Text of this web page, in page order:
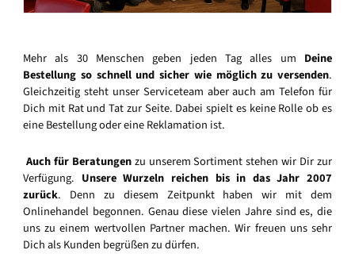
Mehr als 30 Menschen geben jeden Tag alles um Deine
Bestellung so schnell und sicher wie möglich zu versenden.
Gleichzeitig steht unser Serviceteam aber auch am Telefon für
Dich mit Rat und Tat zur Seite. Dabei spielt es keine Rolle ob es
eine Bestellung oder eine Reklamation ist.
Auch für Beratungenzu unserem Sortiment stehen wir Dir zur
Verfügung. Unsere Wurzeln reichen bis in das Jahr 2007
zurück. Denn zu diesem Zeitpunkt haben wir mit dem
Onlinehandel begonnen. Genau diese vielen Jahre sind es, die
uns zu einem wertvollen Partner machen. Wir freuen uns sehr
Dich als Kunden begrüßen zu dürfen.